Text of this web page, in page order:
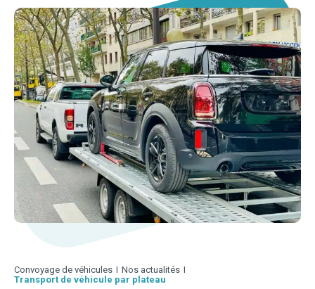
Convoyage de véhicules I Nos actualités I
Transport de véhicule par plateau